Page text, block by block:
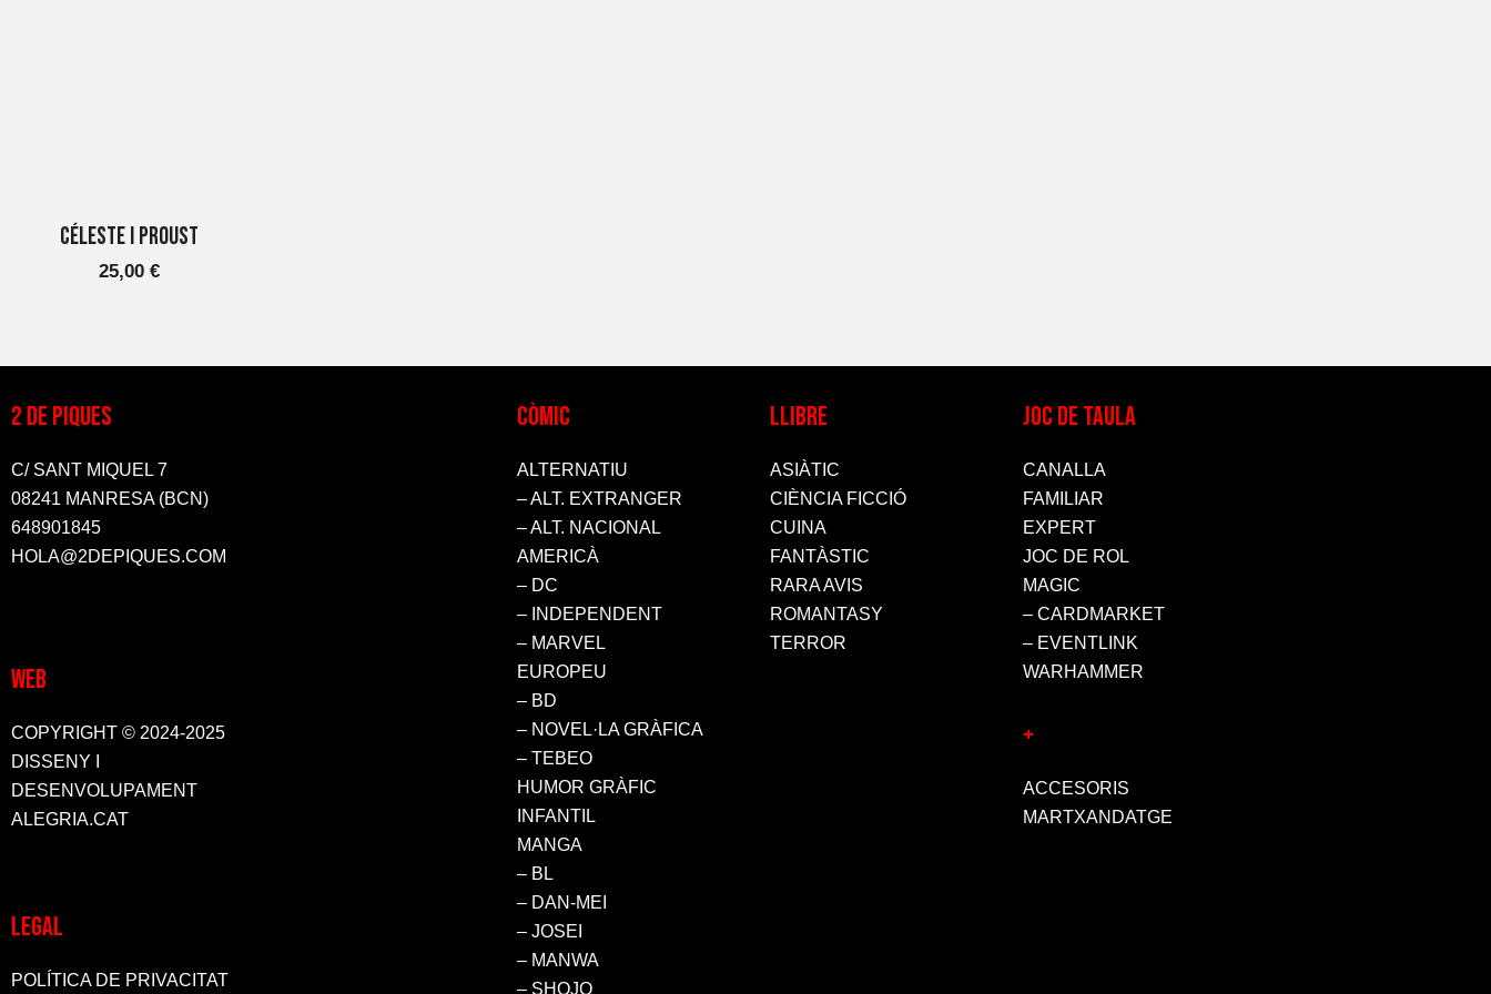
Céleste i Proust
25,00€
2 DE PIQUES
C/ SANT MIQUEL 7
08241 MANRESA (BCN)
648901845
HOLA@2DEPIQUES.COM
WEB
COPYRIGHT © 2024-2025
DISSENY I
DESENVOLUPAMENT
ALEGRIA.CAT
LEGAL
POLÍTICA DE PRIVACITAT
CòMIC
ALTERNATIU
– ALT. EXTRANGER
– ALT. NACIONAL
AMERICÀ
– DC
– INDEPENDENT
– MARVEL
EUROPEU
– BD
– NOVEL·LA GRÀFICA
– TEBEO
HUMOR GRÀFIC
INFANTIL
MANGA
– BL
– DAN-MEI
– JOSEI
– MANWA
– SHOJO
LLIBRE
ASIÀTIC
CIÈNCIA FICCIÓ
CUINA
FANTÀSTIC
RARA AVIS
ROMANTASY
TERROR
JOC DE TAULA
CANALLA
FAMILIAR
EXPERT
JOC DE ROL
MAGIC
– CARDMARKET
– EVENTLINK
WARHAMMER
+
ACCESORIS
MARTXANDATGE